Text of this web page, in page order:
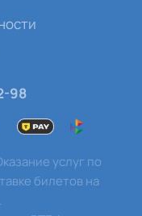
98
услуг по
билетов на